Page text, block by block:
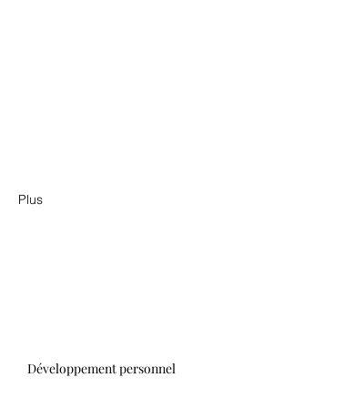
Plus
Développement personnel